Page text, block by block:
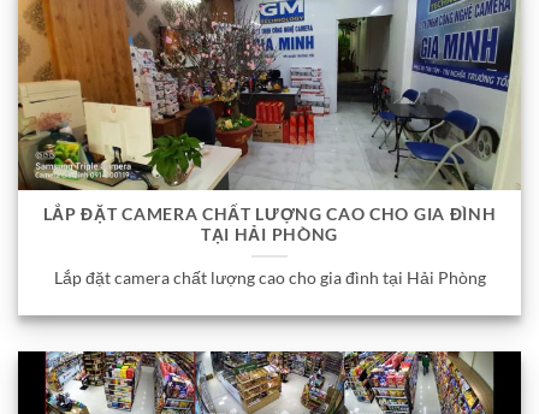
LẮP ĐẶT CAMERA CHẤT LƯỢNG CAO CHO GIA ĐÌNH
TẠI HẢI PHÒNG
Lắp đặt camera chất lượng cao cho gia đình tại Hải Phòng